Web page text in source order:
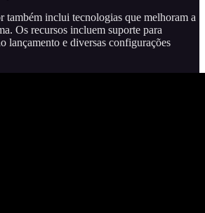
também inclui tecnologias que melhoram a
Os recursos incluem suporte para
e diversas configurações